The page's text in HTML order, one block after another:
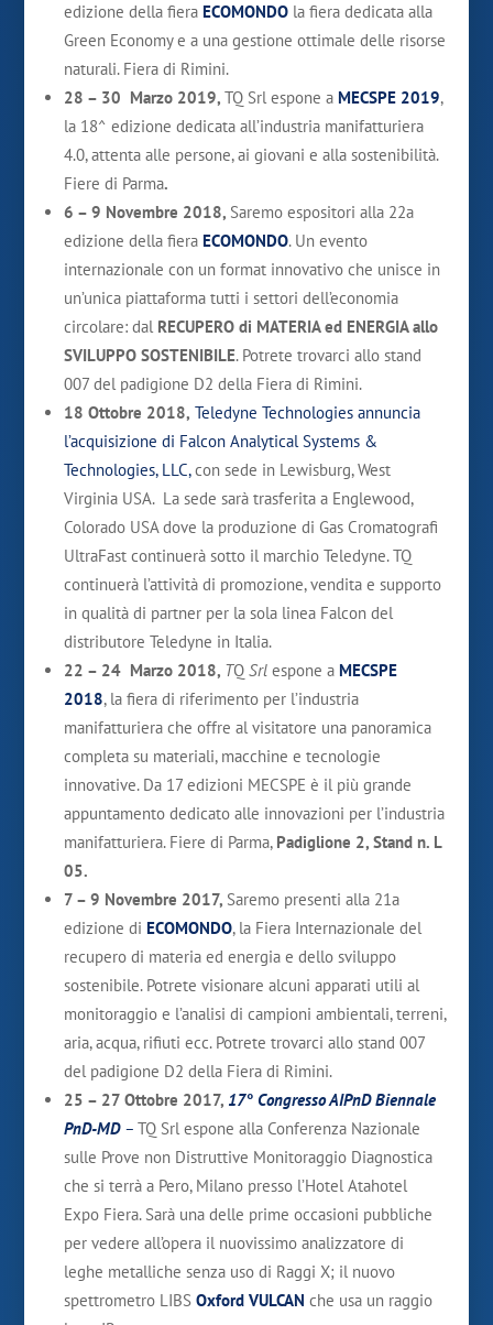
edizione della fiera ECOMONDOla fiera dedicata alla
Green Economy e a una gestione ottimale delle risorse
naturali. Fiera di Rimini.
28 – 30 Marzo 2019, TQ Srl espone a MECSPE 2019,
la 18^ edizione dedicata all’industria manifatturiera
4.0, attenta alle persone, ai giovani e alla sostenibilità.
Fiere di Parma.
6 – 9 Novembre 2018, Saremo espositori alla 22a
edizione della fiera ECOMONDO. Un evento
internazionale con un format innovativo che unisce in
un’unica piattaforma tutti i settori dell’economia
circolare: dal RECUPERO di MATERIA ed ENERGIA allo
SVILUPPO SOSTENIBILE. Potrete trovarci allo stand
007 del padigione D2 della Fiera di Rimini.
18 Ottobre 2018, Teledyne Technologies annuncia
l’acquisizione di Falcon Analytical Systems &
Technologies, LLC,con sede in Lewisburg, West
Virginia USA. La sede sarà trasferita a Englewood,
Colorado USA dove la produzione di Gas Cromatografi
UltraFast continuerà sotto il marchio Teledyne. TQ
continuerà l’attività di promozione, vendita e supporto
in qualità di partner per la sola linea Falcon del
distributore Teledyne in Italia.
22 – 24 Marzo 2018, TQ Srlespone a MECSPE
2018, la fiera di riferimento per l’industria
manifatturiera che offre al visitatore una panoramica
completa su materiali, macchine e tecnologie
innovative. Da 17 edizioni MECSPE è il più grande
appuntamento dedicato alle innovazioni per l’industria
manifatturiera. Fiere di Parma, Padiglione 2, Stand n. L
05.
7 – 9 Novembre 2017, Saremo presenti alla 21a
edizione di ECOMONDO, la Fiera Internazionale del
recupero di materia ed energia e dello sviluppo
sostenibile. Potrete visionare alcuni apparati utili al
monitoraggio e l’analisi di campioni ambientali, terreni,
aria, acqua, rifiuti ecc. Potrete trovarci allo stand 007
del padigione D2 della Fiera di Rimini.
25 – 27 Ottobre 2017, 17° Congresso AIPnD Biennale
PnD-MD– TQ Srl espone alla Conferenza Nazionale
sulle Prove non Distruttive Monitoraggio Diagnostica
che si terrà a Pero, Milano presso l’Hotel Atahotel
Expo Fiera. Sarà una delle prime occasioni pubbliche
per vedere all’opera il nuovissimo analizzatore di
leghe metalliche senza uso di Raggi X; il nuovo
spettrometro LIBS Oxford VULCAN che usa un raggio